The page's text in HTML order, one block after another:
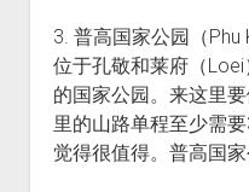
3. 普高国家公园（Phu
位于孔敬和莱府（
的国家公园。来这里
里的山路单程至少需
觉得很值得。普高国